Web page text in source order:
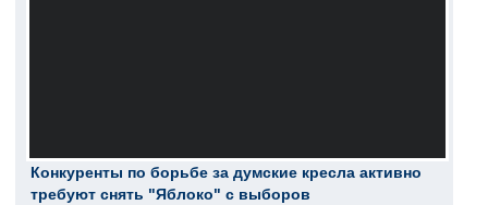
Конкуренты по борьбе за думские кресла активно
требуют снять "Яблоко" с выборов